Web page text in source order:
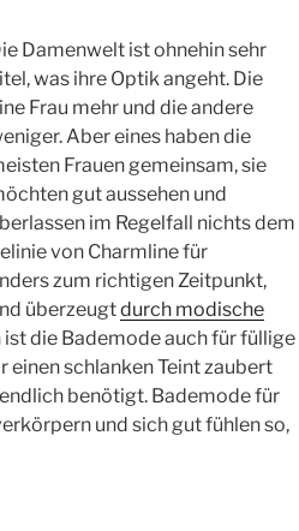
Damenwelt ist ohnehin sehr
was ihre Optik angeht. Die
Frau mehr und die andere
Aber eines haben die
Frauen gemeinsam, sie
gut aussehen und
im Regelfall nichts dem
von Charmline für
zum richtigen Zeitpunkt,
überzeugtdurch modische
ist die Bademode auch für füllige
einen schlanken Teint zaubert
benötigt. Bademode für
und sich gut fühlen so,